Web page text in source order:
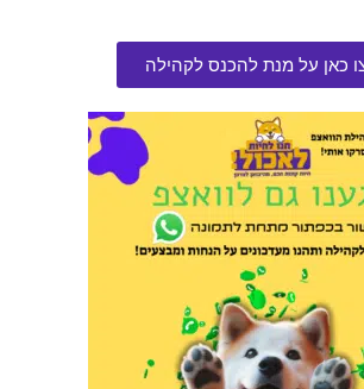
פרימיו דליקט סלמון 56 גרם
הרוויחו 2.75 נקודות ⭐
55.00
כאן על מנת להכנס לקהילה